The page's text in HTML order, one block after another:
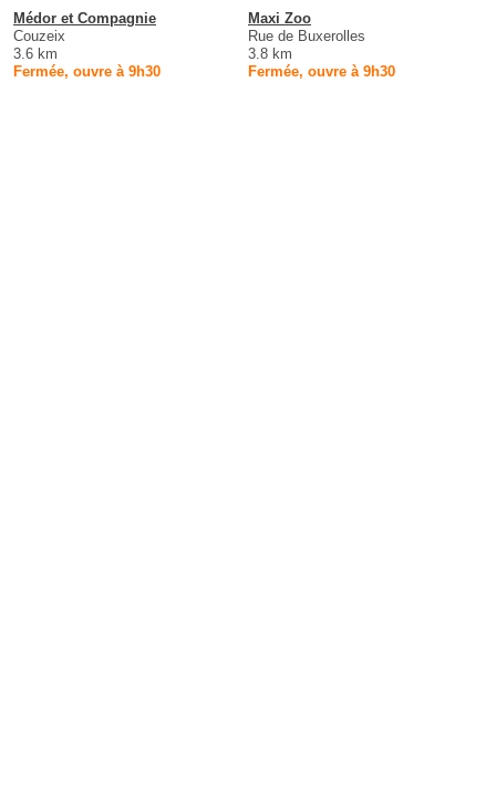
Médor et Compagnie
Couzeix
3.6 km
Fermée, ouvre à 9h30
Maxi Zoo
Rue de Buxerolles
3.8 km
Fermée, ouvre à 9h30